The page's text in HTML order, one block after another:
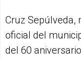
Cruz Sepúlveda,
oficial del
del 60